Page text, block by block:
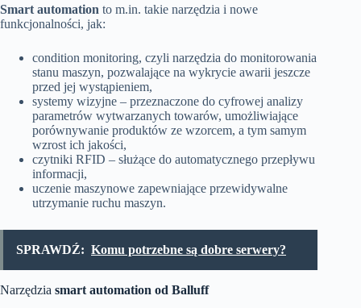
Smart automation to m.in. takie narzędzia i nowe
funkcjonalności, jak:
condition monitoring, czyli narzędzia do monitorowania
stanu maszyn, pozwalające na wykrycie awarii jeszcze
przed jej wystąpieniem,
systemy wizyjne – przeznaczone do cyfrowej analizy
parametrów wytwarzanych towarów, umożliwiające
porównywanie produktów ze wzorcem, a tym samym
wzrost ich jakości,
czytniki RFID – służące do automatycznego przepływu
informacji,
uczenie maszynowe zapewniające przewidywalne
utrzymanie ruchu maszyn.
SPRAWDŹ: Komu potrzebne są dobre serwery?
Narzędzia smart automation od Balluff